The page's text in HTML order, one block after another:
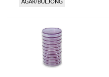
AGAR/BULJONG